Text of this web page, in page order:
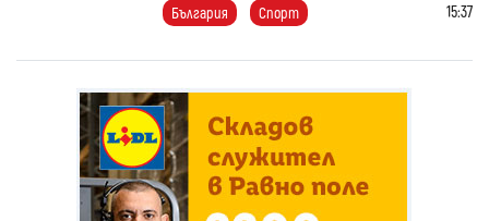
България Спорт 15:37